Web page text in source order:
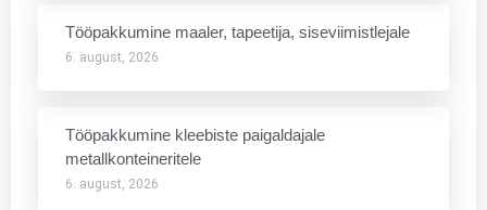
Tööpakkumine maaler, tapeetija, siseviimistlejale
6. august, 2026
Tööpakkumine kleebiste paigaldajale
metallkonteineritele
6. august, 2026